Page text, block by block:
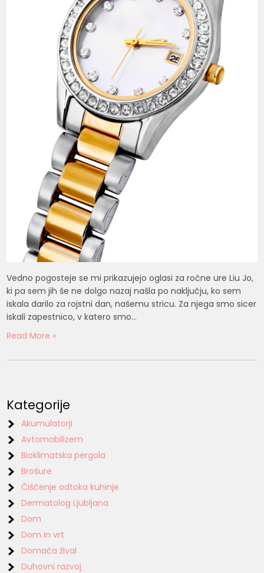
Vedno pogosteje se mi prikazujejo oglasi za ročne ure Liu Jo,
ki pa sem jih še ne dolgo nazaj našla po naključju, ko sem
iskala darilo za rojstni dan, našemu stricu. Za njega smo sicer
iskali zapestnico, v katero smo…
Read More »
Kategorije
Akumulatorji
Avtomobilizem
Bioklimatska pergola
Brošure
Čiščenje odtoka kuhinje
Dermatolog Ljubljana
Dom
Dom in vrt
Domača žival
Duhovni razvoj